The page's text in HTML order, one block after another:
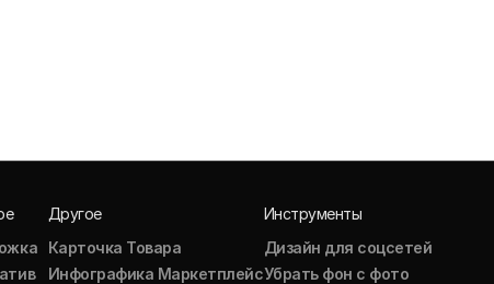
Другое
Карточка Товара
Инфографика Маркетплейс
Инструменты
Дизайн для соцсетей
Убрать фон с фото